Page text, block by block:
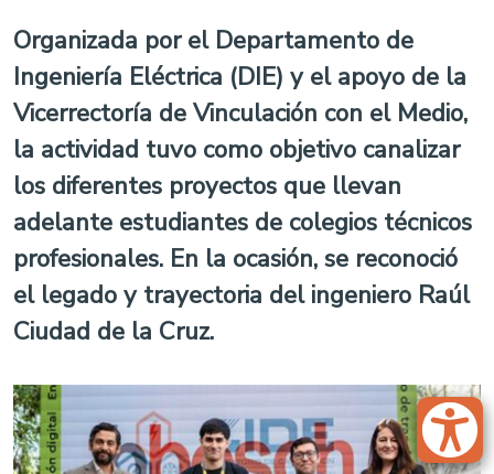
Organizada por el Departamento de
Ingeniería Eléctrica (DIE) y el apoyo de la
Vicerrectoría de Vinculación con el Medio,
la actividad tuvo como objetivo canalizar
los diferentes proyectos que llevan
adelante estudiantes de colegios técnicos
profesionales. En la ocasión, se reconoció
el legado y trayectoria del ingeniero Raúl
Ciudad de la Cruz.